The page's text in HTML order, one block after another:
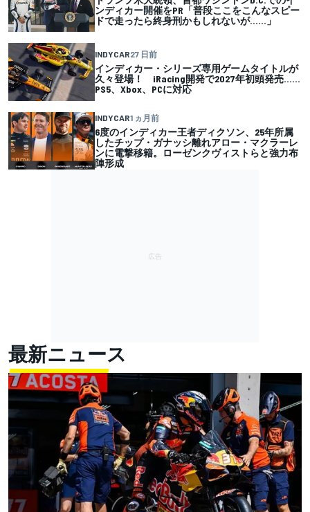
ンディカー開催をPR「普段ここをこんなスピー
ドで走ったら終身刑かもしれないが……」
INDYCAR27 日前
インディカー・シリーズ専用ゲームタイトルが
久々登場！ iRacing開発で2027年初頭発売……
PS5、Xbox、PCに対応
INDYCAR1 ヵ月前
6度のインディカー王者ディクソン、25年所属
したチップ・ガナッシ離れアロー・マクラーレ
ンに電撃移籍。ローゼンクヴィストらと強力布
陣形成
最新ニュース